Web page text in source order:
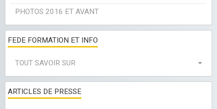
PHOTOS 2016 ET AVANT
FEDE FORMATION ET INFO
TOUT SAVOIR SUR
ARTICLES DE PRESSE